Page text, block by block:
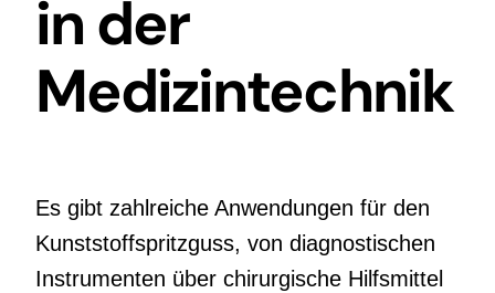
in der
Medizintechnik
Es gibt zahlreiche Anwendungen für den
Kunststoffspritzguss, von diagnostischen
Instrumenten über chirurgische Hilfsmittel